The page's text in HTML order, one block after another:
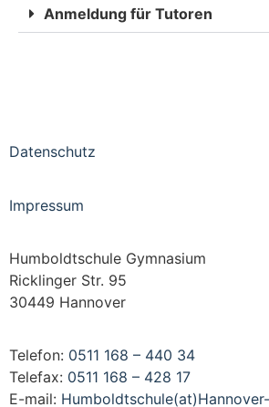
Anmeldung für Tutoren
Datenschutz
Impressum
Humboldtschule Gymnasium
Ricklinger Str. 95
30449 Hannover
Telefon: 0511 168 – 440 34
Telefax: 0511 168 – 428 17
E-mail: